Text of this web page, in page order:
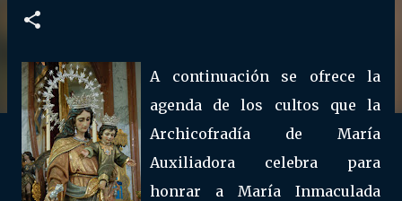
A continuación se ofrece la
agenda de los cultos que la
Archicofradía de María
Auxiliadora celebra para
honrar a María Inmaculada